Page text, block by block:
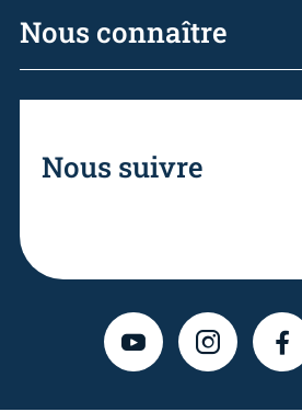
Nous connaître
Nous suivre
YOUTUBEINSTAGRAM